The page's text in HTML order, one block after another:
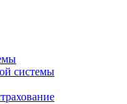
системы